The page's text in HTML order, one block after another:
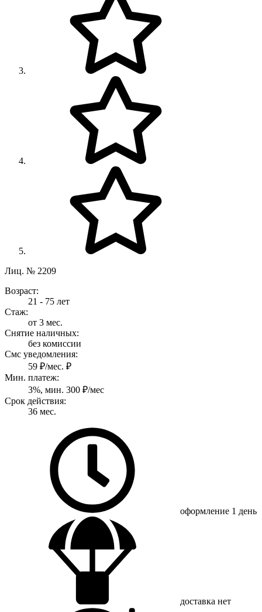
Лиц. № 2209
Возраст:
21 - 75 лет
Стаж:
от 3 мес.
Снятие наличных:
без комиссии
Смс уведомления:
59 ₽/мес. ₽
Мин. платеж:
3%, мин. 300 ₽/мес
Срок действия:
36 мес.
оформление 1 день
доставка нет